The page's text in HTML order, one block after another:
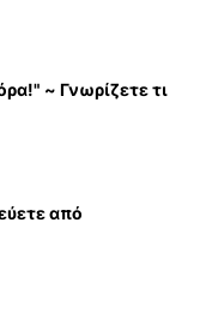
~ Γνωρίζετε τι
από